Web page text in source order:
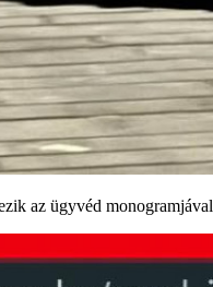
az ügyvéd monogramjával